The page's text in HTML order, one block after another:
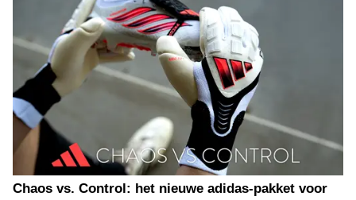
Chaos vs. Control: het nieuwe adidas-pakket voor